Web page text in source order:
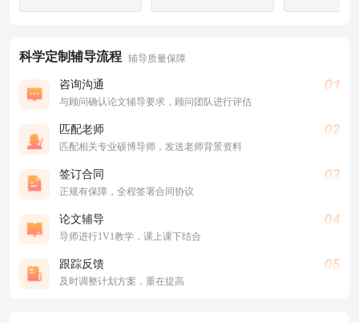
科学定制辅导流程 辅导质量保障
咨询沟通
与顾问确认论文辅导要求，顾问团队进行评估
匹配老师
匹配相关专业硕博导师，发送老师背景资料
签订合同
正规有保障，全程签署合同协议
论文辅导
导师进行1V1教学，课上课下结合
跟踪反馈
及时调整计划方案，重在提高